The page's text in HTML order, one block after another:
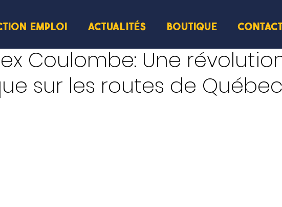
EMPLOI ACTUALITÉS BOUTIQUE
Coulombe: Une
sur les routes de Québec